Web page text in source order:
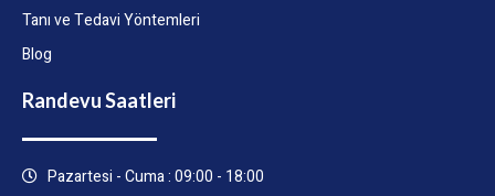
Tanı ve Tedavi Yöntemleri
Blog
Randevu Saatleri
Pazartesi - Cuma : 09:00 - 18:00